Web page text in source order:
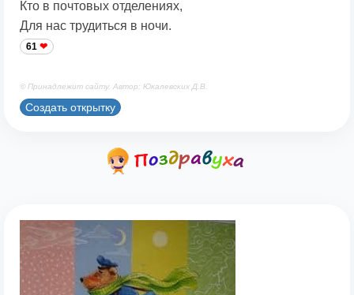
Кто в почтовых отделениях,
Для нас трудиться в ночи.
61
© Принадлежит сайту. Автор: Юкалевских Д.В.
Создать открытку